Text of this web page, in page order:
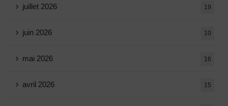
juillet 2026 19
juin 2026 10
mai 2026 16
avril 2026 15